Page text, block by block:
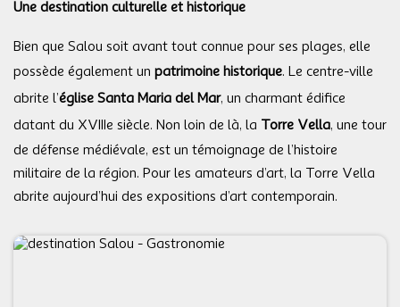
Une destination culturelle et historique
Bien que Salou soit avant tout connue pour ses plages, elle
possède également un patrimoine historique. Le centre-ville
abrite l’église Santa Maria del Mar, un charmant édifice
datant du XVIIIe siècle. Non loin de là, la Torre Vella, une tour
de défense médiévale, est un témoignage de l’histoire
militaire de la région. Pour les amateurs d’art, la Torre Vella
abrite aujourd’hui des expositions d’art contemporain.